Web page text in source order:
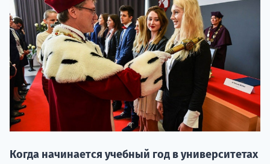
Когда начинается учебный год в университетах
НАБОР